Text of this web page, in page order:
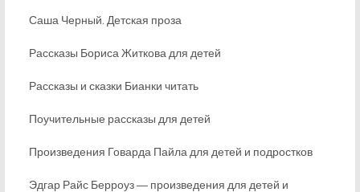
Саша Черный. Детская проза
Рассказы Бориса Житкова для детей
Рассказы и сказки Бианки читать
Поучительные рассказы для детей
Произведения Говарда Пайла для детей и подростков
Эдгар Райс Берроуз ― произведения для детей и